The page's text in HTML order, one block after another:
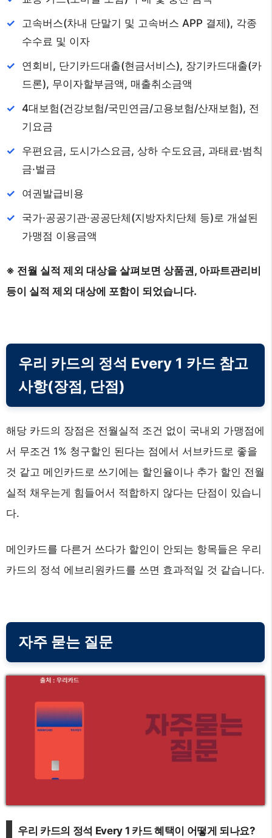
고속버스(차내 단말기 및 고속버스 APP 결제), 각종
수수료 및 이자
연회비, 단기카드대출(현금서비스), 장기카드대출(카
드론), 무이자할부금액, 매출취소금액
4대보험(건강보험/국민연금/고용보험/산재보험), 전
기요금
우편요금, 도시가스요금, 상하 수도요금, 과태료·범칙
금·벌금
여권발급비용
국가·공공기관·공공단체(지방자치단체 등)로 개설된
가맹점 이용금액‌
※ 전월 실적 제외 대상을 살펴보면 상품권, 아파트관리비
등이 실적 제외 대상에 포함이 되었습니다.
우리 카드의 정석 Every 1 카드 참고
사항(장점, 단점)
해당 카드의 장점은 전월실적 조건 없이 국내외 가맹점에
서 무조건 1% 청구할인 된다는 점에서 서브카드로 좋을
것 같고 메인카드로 쓰기에는 할인율이나 추가 할인 전월
실적 채우는게 힘들어서 적합하지 않다는 단점이 있습니
다.
메인카드를 다른거 쓰다가 할인이 안되는 항목들은 우리
카드의 정석 에브리원카드를 쓰면 효과적일 것 같습니다.
자주 묻는 질문
우리 카드의 정석 Every 1 카드 혜택이 어떻게 되나요?